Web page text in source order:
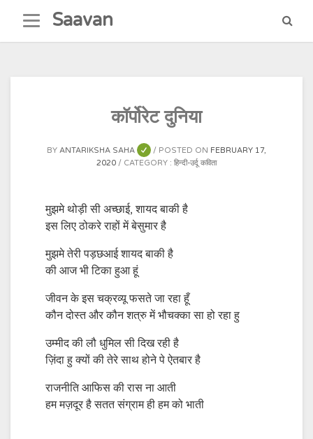
content
Saavan
कॉर्पोरेट दुनिया
BYANTARIKSHA SAHA POSTED ON FEBRUARY 17,
2020
CATEGORY : हिन्दी-उर्दू कविता
मुझमे थोड़ी सी अच्छाई, शायद बाकी है
इस लिए ठोकरे राहों में बेसुमार है
मुझमे तेरी पड़छआई शायद बाकी है
की आज भी टिका हुआ हूं
जीवन के इस चक्रव्यू फसते जा रहा हूँ
कौन दोस्त और कौन शत्रु में भौचक्का सा हो रहा हु
उम्मीद की लौ धुमिल सी दिख रही है
ज़िंदा हु क्यों की तेरे साथ होने पे ऐतबार है
राजनीति आफिस की रास ना आती
हम मज़दूर है सतत संग्राम ही हम को भाती